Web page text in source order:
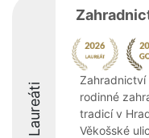
Laureáti
rodinné
tradicí v
Věkošské